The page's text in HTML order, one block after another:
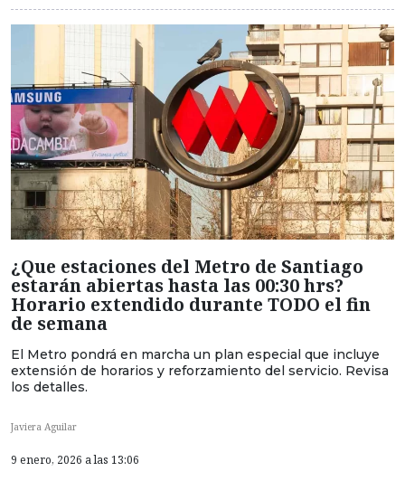
¿Que estaciones del Metro de Santiago
estarán abiertas hasta las 00:30 hrs?
Horario extendido durante TODO el fin
de semana
El Metro pondrá en marcha un plan especial que incluye
extensión de horarios y reforzamiento del servicio. Revisa
los detalles.
Javiera Aguilar
9 enero, 2026 a las 13:06